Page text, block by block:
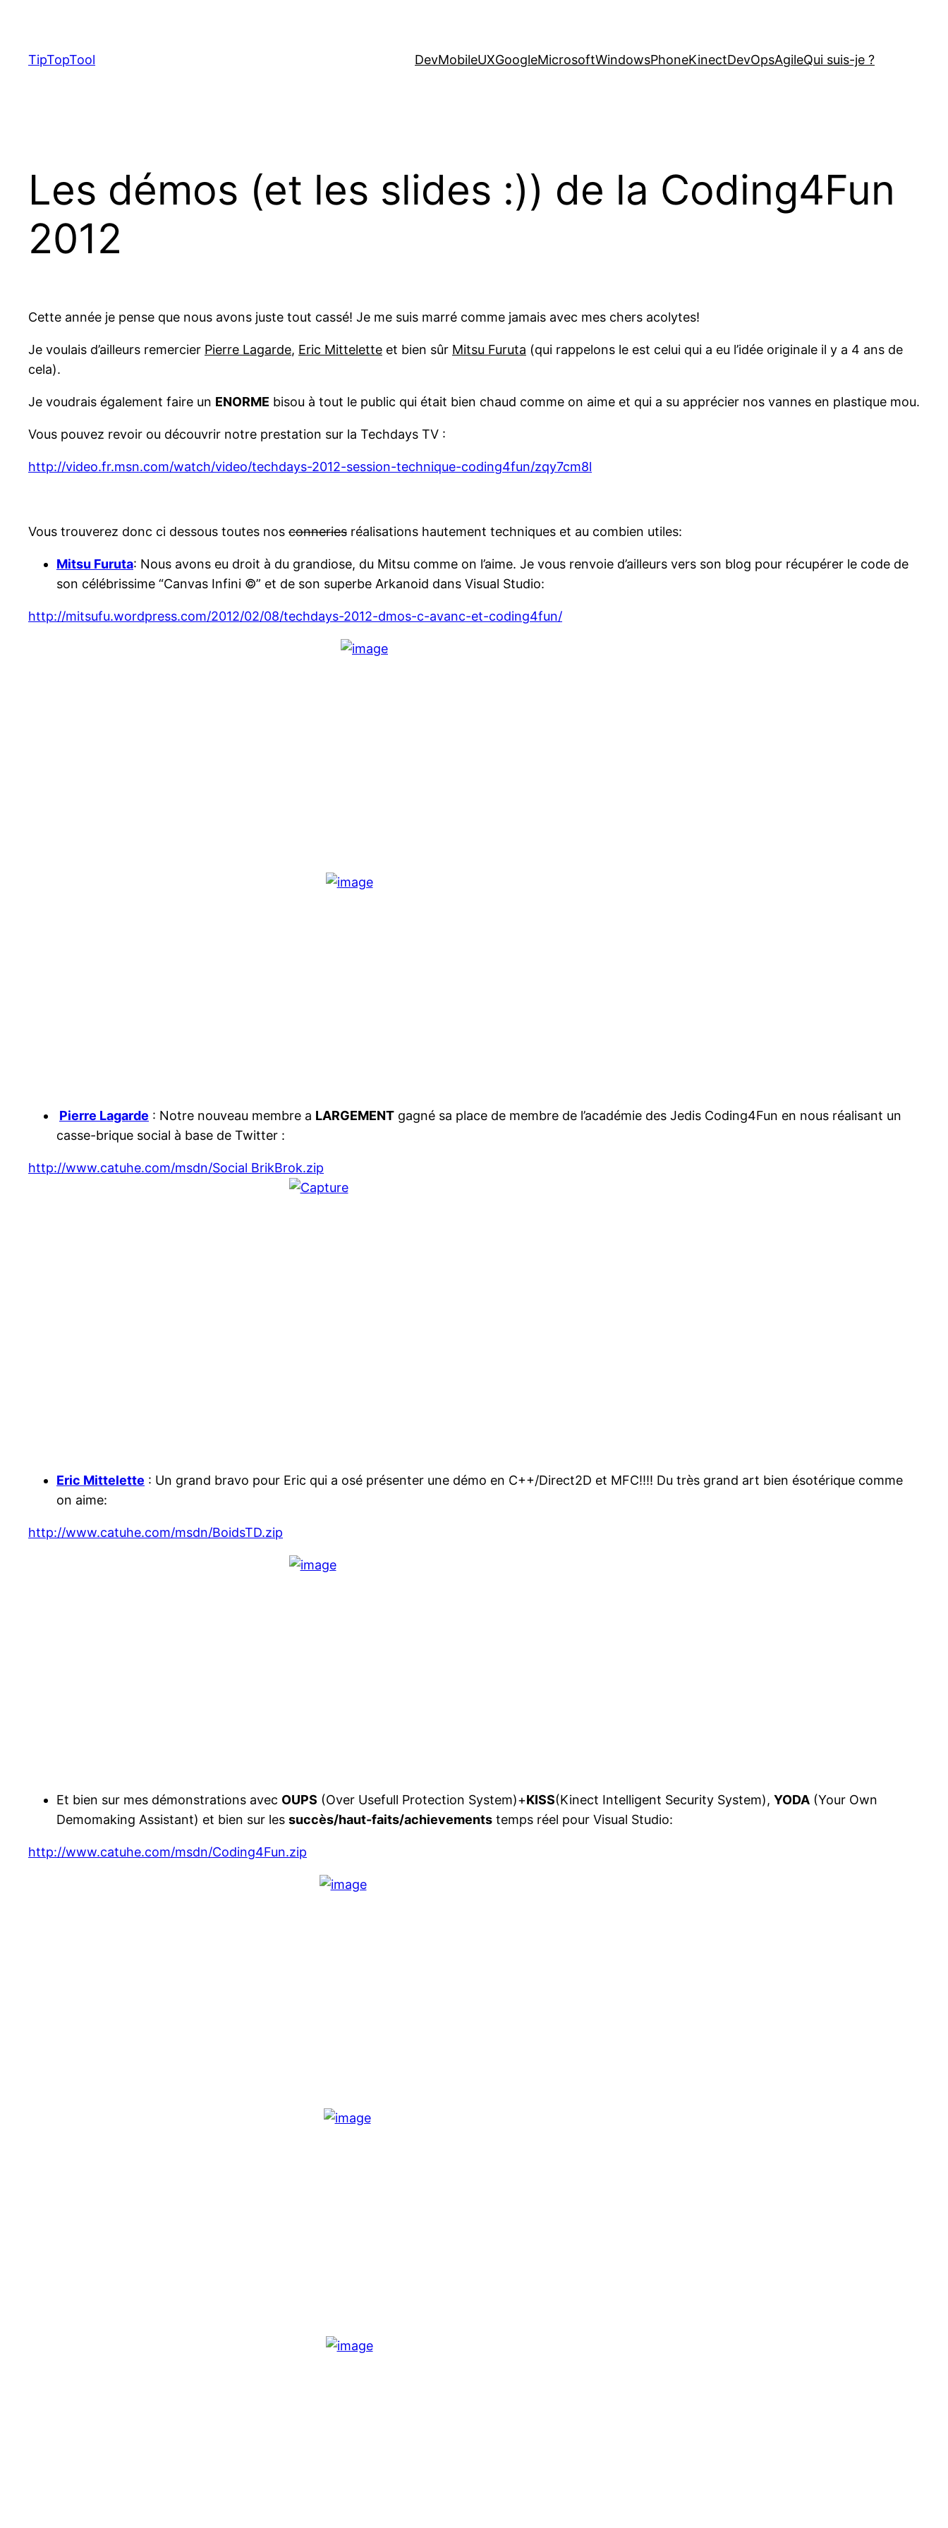
content
TipTopTool DevMobileUXGoogleMicrosoftWindowsPhoneKinectDevOpsAgileQui suis-je ?
Les démos (et les slides :)) de la Coding4Fun
2012
Cette année je pense que nous avons juste tout cassé! Je me suis marré comme jamais avec mes chers acolytes!
Je voulais d’ailleurs remercier Pierre Lagarde, Eric Mittelette et bien sûr Mitsu Furuta (qui rappelons le est celui qui a eu l’idée originale il y a 4 ans de
cela).
Je voudrais également faire un ENORME bisou à tout le public qui était bien chaud comme on aime et qui a su apprécier nos vannes en plastique mou.
Vous pouvez revoir ou découvrir notre prestation sur la Techdays TV :
http://video.fr.msn.com/watch/video/techdays-2012-session-technique-coding4fun/zqy7cm8l
Vous trouverez donc ci dessous toutes nos conneries réalisations hautement techniques et au combien utiles:
Mitsu Furuta: Nous avons eu droit à du grandiose, du Mitsu comme on l’aime. Je vous renvoie d’ailleurs vers son blog pour récupérer le code de
son célébrissime “Canvas Infini ©” et de son superbe Arkanoid dans Visual Studio:
http://mitsufu.wordpress.com/2012/02/08/techdays-2012-dmos-c-avanc-et-coding4fun/
Pierre Lagarde : Notre nouveau membre a LARGEMENT gagné sa place de membre de l’académie des Jedis Coding4Fun en nous réalisant un
casse-brique social à base de Twitter :
http://www.catuhe.com/msdn/Social BrikBrok.zip
Eric Mittelette : Un grand bravo pour Eric qui a osé présenter une démo en C++/Direct2D et MFC!!!! Du très grand art bien ésotérique comme
on aime:
http://www.catuhe.com/msdn/BoidsTD.zip
Et bien sur mes démonstrations avec OUPS (Over Usefull Protection System)+KISS(Kinect Intelligent Security System), YODA (Your Own
Demomaking Assistant) et bien sur les succès/haut-faits/achievements temps réel pour Visual Studio:
http://www.catuhe.com/msdn/Coding4Fun.zip